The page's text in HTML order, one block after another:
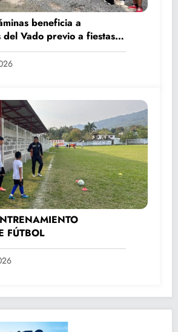
beneficia a
del Vado previo a fiestas
Santa
FÚTBOL